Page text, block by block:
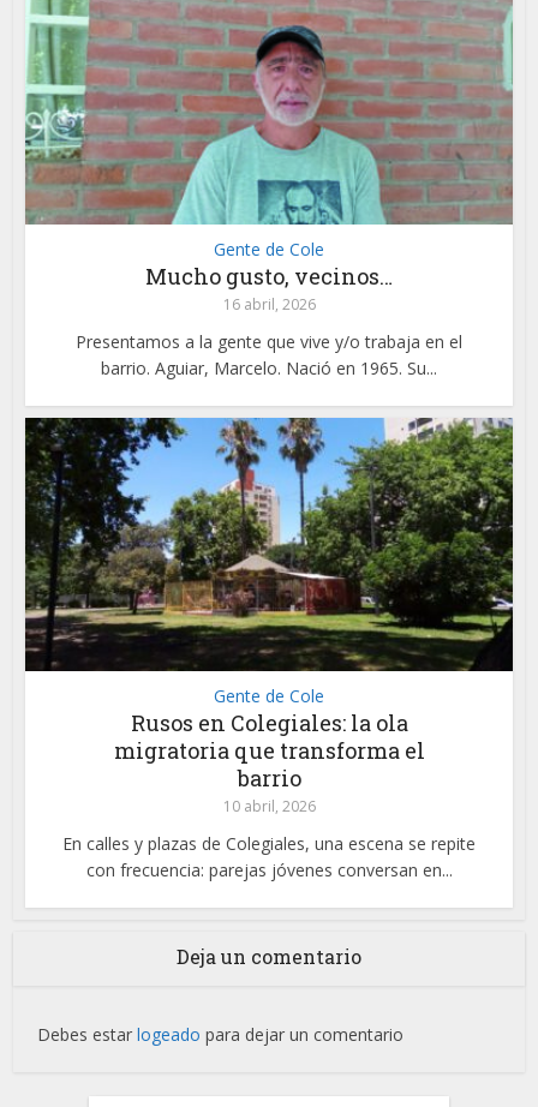
Gente de Cole
Mucho gusto, vecinos…
16 abril, 2026
Presentamos a la gente que vive y/o trabaja en el
barrio. Aguiar, Marcelo. Nació en 1965. Su...
Gente de Cole
Rusos en Colegiales: la ola
migratoria que transforma el
barrio
10 abril, 2026
En calles y plazas de Colegiales, una escena se repite
con frecuencia: parejas jóvenes conversan en...
Deja un comentario
Debes estarlogeado para dejar un comentario